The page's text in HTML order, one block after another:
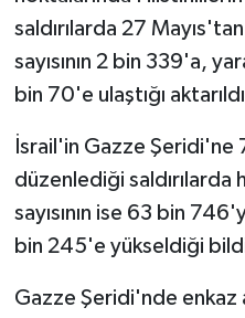
saldırılarda 27
sayısının 2 bin 339'a,
bin 70'e ulaştığı
İsrail'in Gazze
düzenlediği saldırılarda
sayısının ise 63 bin
bin 245'e yükseldiği
Gazze Şeridi'nde enkaz